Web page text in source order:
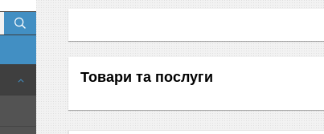
Товари та послуги